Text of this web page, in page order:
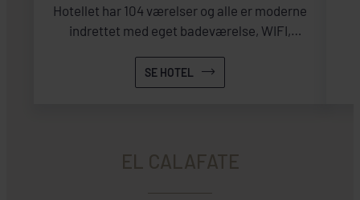
Hotellet har 104 værelser og alle er moderne
indrettet med eget badeværelse, WIFI,
SE HOTEL
EL CALAFATE